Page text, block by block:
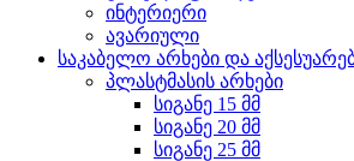
ინტერიერი
ავარიული
საკაბელო არხები და
პლასტმასის არხები
სიგანე 15 მმ
სიგანე 20 მმ
სიგანე 25 მმ